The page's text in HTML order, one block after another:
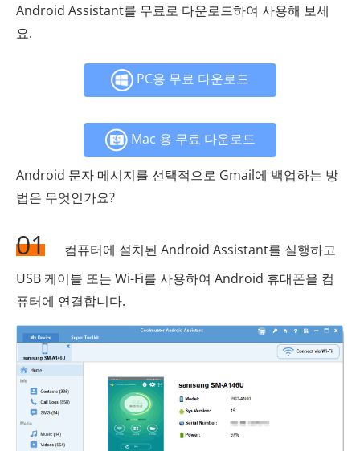
Android Assistant를 무료로 다운로드하여 사용해 보세
요.
PC용 무료 다운로드
Mac 용 무료 다운로드
Android 문자 메시지를 선택적으로 Gmail에 백업하는 방
법은 무엇인가요?
01
컴퓨터에 설치된 Android Assistant를 실행하고
USB 케이블 또는 Wi-Fi를 사용하여 Android 휴대폰을 컴
퓨터에 연결합니다.